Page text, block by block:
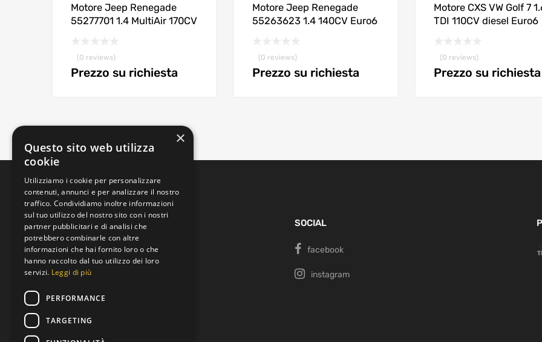
Motore Jeep Renegade
55277701 1.4 MultiAir 170CV
(0 reviews)
Prezzo su richiesta
Motore Jeep Renegade
55263623 1.4 140CV Euro6
(0 reviews)
Prezzo su richiesta
Motore CXS VW Golf 7
TDI 110CV diesel Euro6
(0 reviews)
Prezzo su richiesta
Padova, Veneto, Italia
Via Brenta
SOCIAL
facebook
instagram
×
Questo sito web utilizza
cookie
Utilizziamo i cookie per personalizzare
contenuti, annunci e per analizzare il nostro
traffico. Condividiamo inoltre informazioni
sul tuo utilizzo del nostro sito con i nostri
partner pubblicitari e di analisi che
potrebbero combinarle con altre
informazioni che hai fornito loro o che
hanno raccolto dal tuo utilizzo dei loro
servizi. Leggi di più
PERFORMANCE
TARGETING